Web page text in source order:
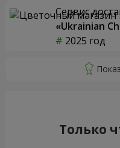
Сервис
«Ukrainian
2025 год
Только